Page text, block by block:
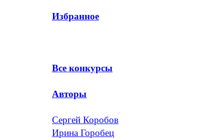
Избранное
Все конкурсы
Авторы
Сергей Коробов
Ирина Горобец